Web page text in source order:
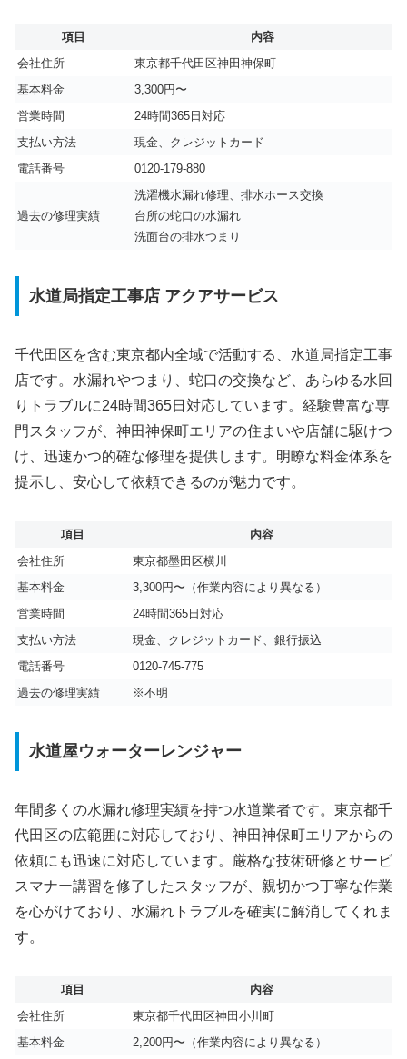
項目
内容
会社住所
東京都千代田区神田神保町
基本料金
3,300円〜
営業時間
24時間365日対応
支払い方法
現金、クレジットカード
電話番号
0120-179-880
過去の修理実績
洗濯機水漏れ修理、排水ホース交換
台所の蛇口の水漏れ
洗面台の排水つまり
水道局指定工事店 アクアサービス
千代田区を含む東京都内全域で活動する、水道局指定工事
店です。水漏れやつまり、蛇口の交換など、あらゆる水回
りトラブルに24時間365日対応しています。経験豊富な専
門スタッフが、神田神保町エリアの住まいや店舗に駆けつ
け、迅速かつ的確な修理を提供します。明瞭な料金体系を
提示し、安心して依頼できるのが魅力です。
項目
内容
会社住所
東京都墨田区横川
基本料金
3,300円〜（作業内容により異なる）
営業時間
24時間365日対応
支払い方法
現金、クレジットカード、銀行振込
電話番号
0120-745-775
過去の修理実績
※不明
水道屋ウォーターレンジャー
年間多くの水漏れ修理実績を持つ水道業者です。東京都千
代田区の広範囲に対応しており、神田神保町エリアからの
依頼にも迅速に対応しています。厳格な技術研修とサービ
スマナー講習を修了したスタッフが、親切かつ丁寧な作業
を心がけており、水漏れトラブルを確実に解消してくれま
す。
項目
内容
会社住所
東京都千代田区神田小川町
基本料金
2,200円〜（作業内容により異なる）